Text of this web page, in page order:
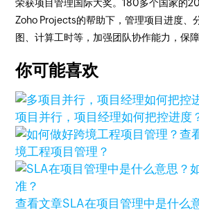
荣获项目管理国际大奖。180多个国家的
Zoho Projects的帮助下，管理项目进度、
图、计算工时等，加强团队协作能力，保
你可能喜欢
项目并行，项目经理如何把控进度
查
境工程项目管理？
查看文章SLA在项目管理中是什么